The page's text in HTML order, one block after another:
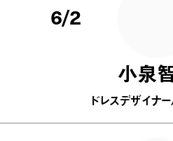
6/2
小泉
ドレスデザイナ